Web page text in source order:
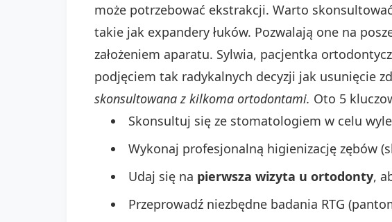
może potrzebować ekstrakcji. Warto
takie jak expandery łuków. Pozwalają one na
założeniem aparatu. Sylwia, pacjentka
podjęciem tak radykalnych decyzji jak usunięcie
skonsultowana z kilkoma ortodontami. Oto 5
Skonsultuj się ze stomatologiem w celu
Wykonaj profesjonalną higienizację zębów
Udaj się na pierwsza wizyta u ortodonty,
Przeprowadź niezbędne badania RTG